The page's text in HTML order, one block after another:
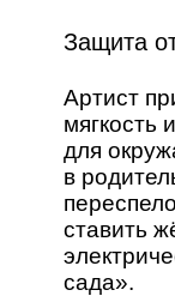
Защита
Артист
мягкость
для
в
ставить
сада».